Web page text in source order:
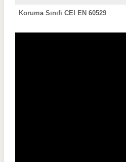
Koruma Sınıfı CEI EN 60529